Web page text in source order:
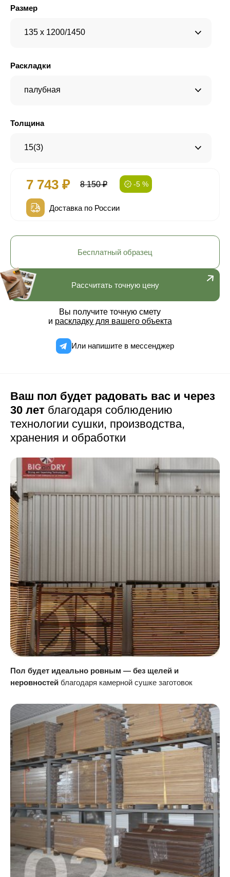
Размер
135 x 1200/1450
Раскладки
палубная
Толщина
15(3)
7 743 ₽ 8 150 ₽ -5 %
Доставка по России
Рассчитать точную цену
Вы получите точную смету
и раскладку для вашего объекта
Или напишите в мессенджер
Бесплатный образец
Ваш пол будет радовать вас и через
30 лет благодаря соблюдению
технологии сушки, производства,
хранения и обработки
Пол будет идеально ровным — без щелей и
неровностей благодаря камерной сушке заготовок